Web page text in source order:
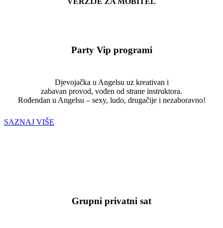
Party Vip programi
Djevojačka u Angelsu uz kreativan i
zabavan provod, vođen od strane instruktora.
Rođendan u Angelsu – sexy, ludo, drugačije i nezaboravno!
SAZNAJ VIŠE
Grupni privatni sat